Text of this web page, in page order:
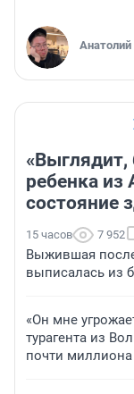
«Выглядит,
ребенка из
состояние
15 часов 7 952
Выжившая
выписалась из
«Он мне
турагента из
почти миллиона